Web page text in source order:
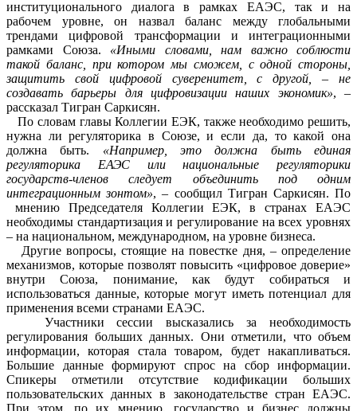
институционального диалога в рамках ЕАЭС, так и на
рабочем уровне, он назвал баланс между глобальными
трендами цифровой трансформации и интеграционными
рамками Союза. «Иными словами, нам важно соблюсти
такой баланс, при котором мы сможем, с одной стороны,
защитить свой цифровой суверенитет, с другой, – не
создавать барьеры для цифровизации наших экономик», –
рассказал Тигран Саркисян.
По словам главы Коллегии ЕЭК, также необходимо решить,
нужна ли регуляторика в Союзе, и если да, то какой она
должна быть. «Например, это должна быть единая
регуляторика ЕАЭС или национальные регуляторики
государств-членов следует объединить под одним
интеграционным зонтом», – сообщил Тигран Саркисян. По
мнению Председателя Коллегии ЕЭК, в странах ЕАЭС
необходимы стандартизация и регулирование на всех уровнях
– на национальном, международном, на уровне бизнеса.
Другие вопросы, стоящие на повестке дня, – определение
механизмов, которые позволят повысить «цифровое доверие»
внутри Союза, понимание, как будут собираться и
использоваться данные, которые могут иметь потенциал для
применения всеми странами ЕАЭС.
Участники сессии высказались за необходимость
регулирования больших данных. Они отметили, что объем
информации, которая стала товаром, будет накапливаться.
Большие данные формируют спрос на сбор информации.
Спикеры отметили отсутствие кодификации больших
пользовательских данных в законодательстве стран ЕАЭС.
При этом, по их мнению, государство и бизнес должны